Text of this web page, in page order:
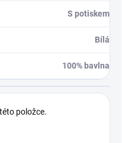
S potiskem
Bílá
100% bavlna
položce.